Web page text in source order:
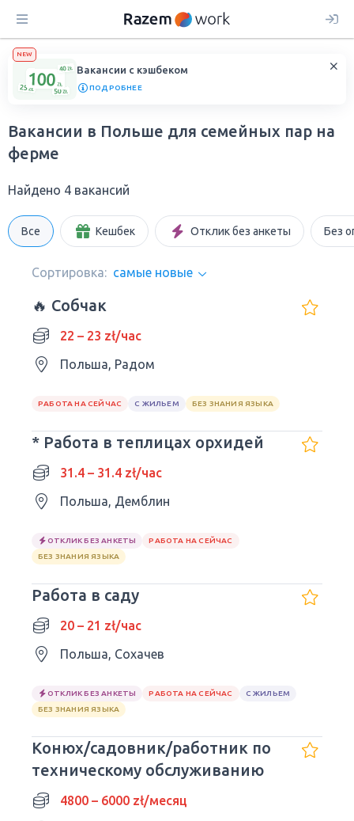
NEW
Вакансии с кэшбеком
ПОДРОБНЕЕ
Вакансии в Польше для семейных пар на
ферме
Найдено 4 вакансий
Все Кешбек Отклик без анкеты Без
Сортировка: самые новые
🔥 Собчак
22 – 23 zł/час
Польша, Радом
РАБОТА НА СЕЙЧАС С ЖИЛЬЕМ БЕЗ ЗНАНИЯ ЯЗЫКА
* Работа в теплицах орхидей
31.4 – 31.4 zł/час
Польша, Демблин
ОТКЛИК БЕЗ АНКЕТЫ
РАБОТА НА СЕЙЧАС
БЕЗ ЗНАНИЯ ЯЗЫКА
Работа в саду
20 – 21 zł/час
Польша, Сохачев
ОТКЛИК БЕЗ АНКЕТЫ РАБОТА НА СЕЙЧАС
С ЖИЛЬЕМ
БЕЗ ЗНАНИЯ ЯЗЫКА
Конюх/садовник/работник по
техническому обслуживанию
4800 – 6000 zł/месяц